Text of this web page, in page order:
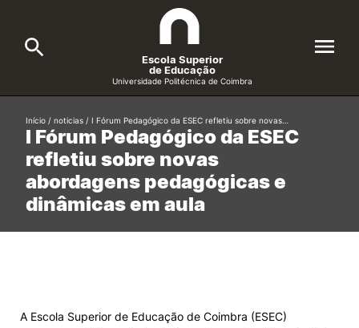
A ESEC
Cursos
Candidatos
Escola Superior
de Educação
Universidade Politécnica de Coimbra
Search
Formative Offer General
I Fórum Pedagógico da ESEC
refletiu sobre novas
abordagens pedagógicas e
dinâmicas em aula
Início / noticias / I Fórum Pedagógico da ESEC refletiu sobre novas…
A Escola Superior de Educação de Coimbra (ESEC)